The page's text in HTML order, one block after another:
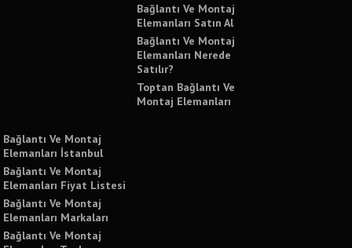
Bağlantı Ve Montaj
Elemanları Satın Al
Bağlantı Ve Montaj
Elemanları Nerede
Satılır?
Toptan Bağlantı Ve
Montaj Elemanları
Bağlantı Ve Montaj
Elemanları İstanbul
Bağlantı Ve Montaj
Elemanları Fiyat Listesi
Bağlantı Ve Montaj
Elemanları Markaları
Bağlantı Ve Montaj